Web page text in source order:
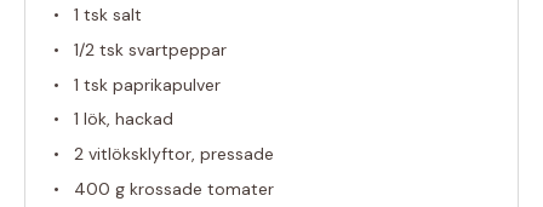
1 tsk salt
1/2 tsk svartpeppar
1 tsk paprikapulver
1 lök, hackad
2 vitlöksklyftor, pressade
400 g krossade tomater